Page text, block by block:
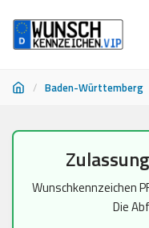
/ Baden-Württemberg
springen
Wunschkennzeichen
Die